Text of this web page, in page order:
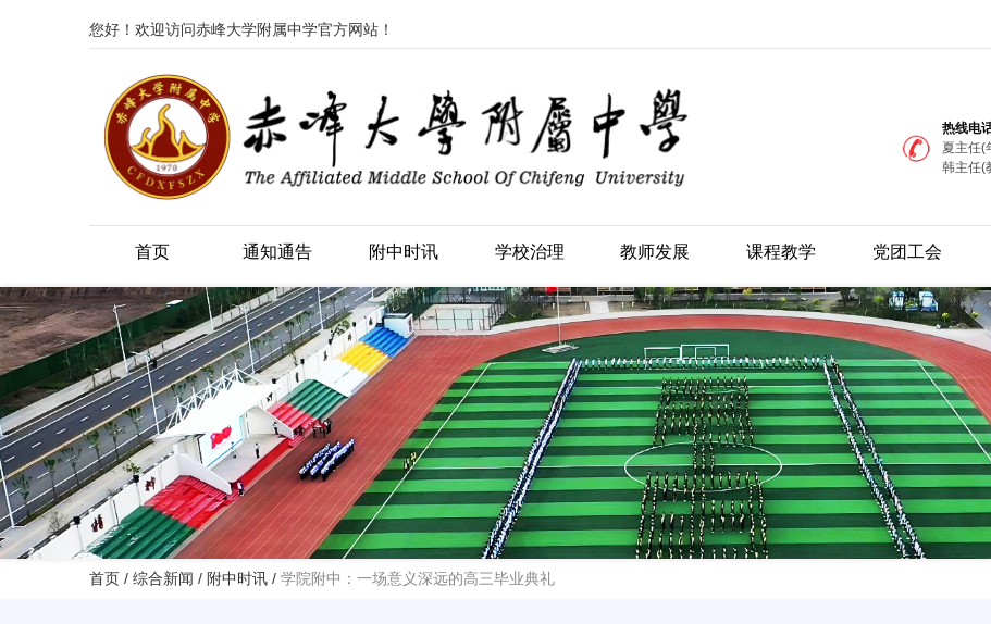
您好！欢迎访问赤峰大学附属中学官方网站！
热线电
夏主任(
韩主任(
首页 通知通告 附中时讯 学校治理 教师发展 课程教学 党团工会
首页 / 综合新闻 / 附中时讯 / 学院附中：一场意义深远的高三毕业典礼